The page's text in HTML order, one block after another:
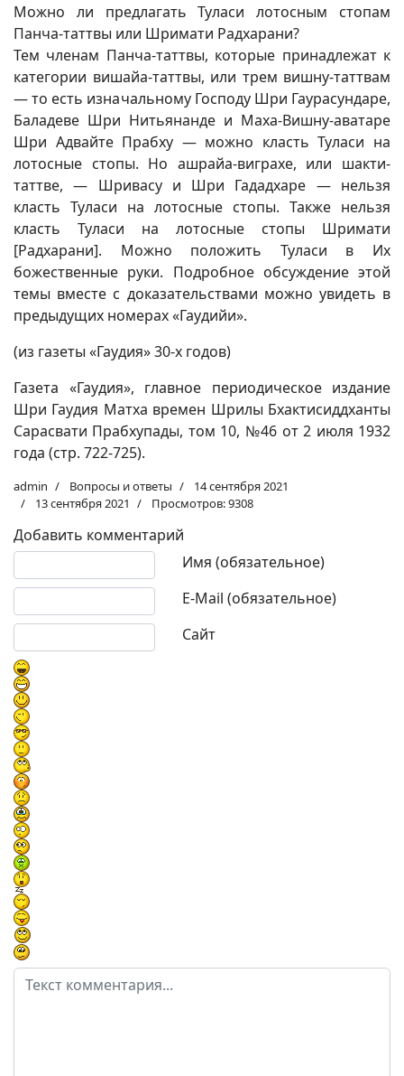
Можно ли предлагать Туласи лотосным стопам
Панча-таттвы или Шримати Радхарани?
Тем членам Панча-таттвы, которые принадлежат к
категории вишайа-таттвы, или трем вишну-таттвам
— то есть изначальному Господу Шри Гаурасундаре,
Баладеве Шри Нитьянанде и Маха-Вишну-аватаре
Шри Адвайте Прабху — можно класть Туласи на
лотосные стопы. Но ашрайа-виграхе, или шакти-
таттве, — Шривасу и Шри Гададхаре — нельзя
класть Туласи на лотосные стопы. Также нельзя
класть Туласи на лотосные стопы Шримати
[Радхарани]. Можно положить Туласи в Их
божественные руки. Подробное обсуждение этой
темы вместе с доказательствами можно увидеть в
предыдущих номерах «Гаудийи».
(из газеты «Гаудия» 30-х годов)
Газета «Гаудия», главное периодическое издание
Шри Гаудия Матха времен Шрилы Бхактисиддханты
Сарасвати Прабхупады, том 10, №46 от 2 июля 1932
года (стр. 722-725).
admin Вопросы и ответы
14 сентября 2021
13 сентября 2021
Просмотров: 9308
Добавить комментарий
Имя (обязательное)
E-Mail (обязательное)
Сайт
Текст комментария